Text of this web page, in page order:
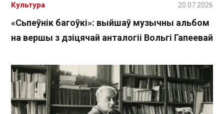
«Сьпеўнік багоўкі»: выйшаў музычны альбом
на вершы з дзіцячай анталогіі Вольгі Гапеевай
Культура 20.07.2026